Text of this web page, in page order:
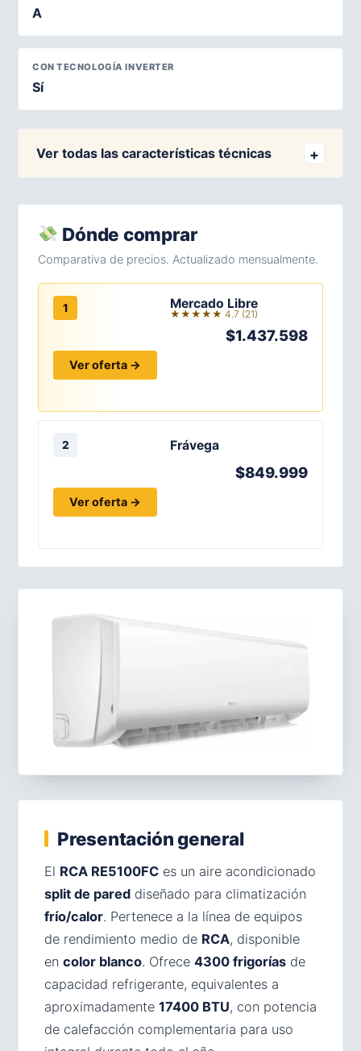
A
CON TECNOLOGÍA INVERTER
Sí
Ver todas las características técnicas
Dónde comprar
Comparativa de precios. Actualizado mensualmente.
1 Mercado Libre
★★★★★ 4.7 (21)
$1.437.598
Ver oferta →
2 Frávega
$849.999
Ver oferta →
Presentación general
El RCA RE5100FC es un aire acondicionado
split de pared diseñado para climatización
frío/calor. Pertenece a la línea de equipos
de rendimiento medio de RCA, disponible
en color blanco. Ofrece 4300 frigorías de
capacidad refrigerante, equivalentes a
aproximadamente 17400 BTU, con potencia
de calefacción complementaria para uso